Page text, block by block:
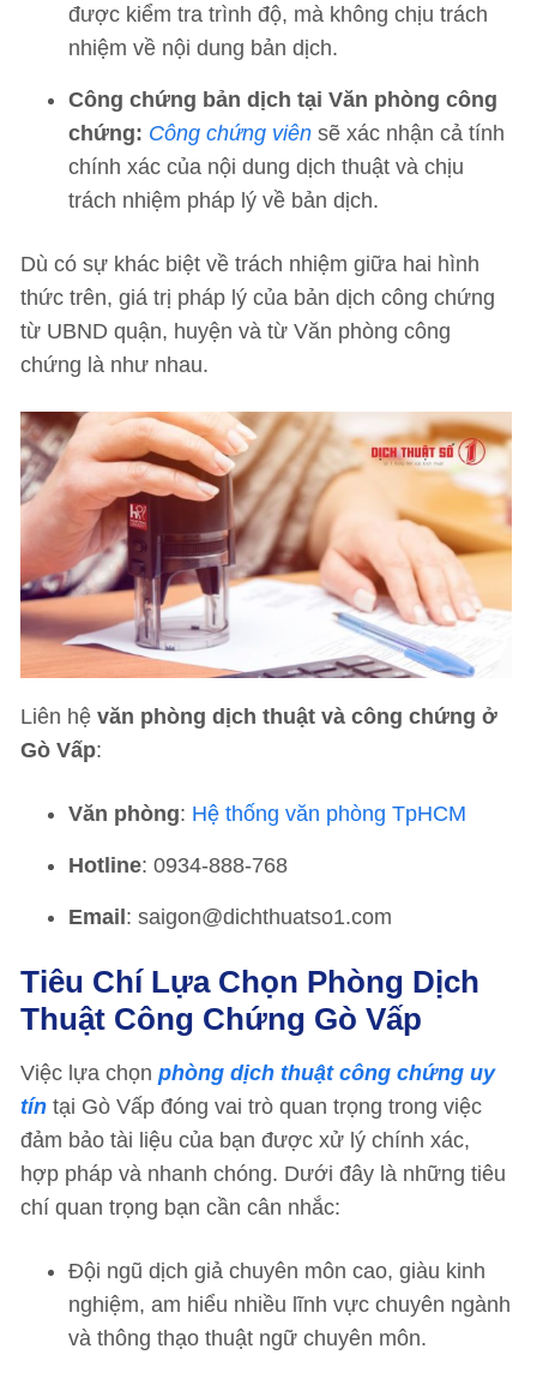
được kiểm tra trình độ, mà không chịu trách
nhiệm về nội dung bản dịch.
Công chứng bản dịch tại Văn phòng công
chứng: Công chứng viên sẽ xác nhận cả tính
chính xác của nội dung dịch thuật và chịu
trách nhiệm pháp lý về bản dịch.
Dù có sự khác biệt về trách nhiệm giữa hai hình
thức trên, giá trị pháp lý của bản dịch công chứng
từ UBND quận, huyện và từ Văn phòng công
chứng là như nhau.
Liên hệ văn phòng dịch thuật và công chứng ở
Gò Vấp:
Văn phòng: Hệ thống văn phòng TpHCM
Hotline: 0934-888-768
Email: saigon@dichthuatso1.com
Tiêu Chí Lựa Chọn Phòng Dịch
Thuật Công Chứng Gò Vấp
Việc lựa chọn phòng dịch thuật công chứng uy
tín tại Gò Vấp đóng vai trò quan trọng trong việc
đảm bảo tài liệu của bạn được xử lý chính xác,
hợp pháp và nhanh chóng. Dưới đây là những tiêu
chí quan trọng bạn cần cân nhắc:
Đội ngũ dịch giả chuyên môn cao, giàu kinh
nghiệm, am hiểu nhiều lĩnh vực chuyên ngành
và thông thạo thuật ngữ chuyên môn.